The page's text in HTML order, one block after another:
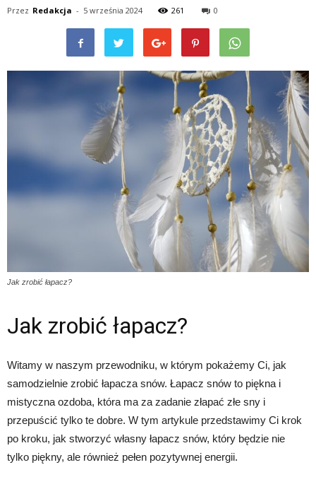
Przez Redakcja - 5 września 2024 261 0
Jak zrobić łapacz?
Jak zrobić łapacz?
Witamy w naszym przewodniku, w którym pokażemy Ci, jak
samodzielnie zrobić łapacza snów. Łapacz snów to piękna i
mistyczna ozdoba, która ma za zadanie złapać złe sny i
przepuścić tylko te dobre. W tym artykule przedstawimy Ci krok
po kroku, jak stworzyć własny łapacz snów, który będzie nie
tylko piękny, ale również pełen pozytywnej energii.